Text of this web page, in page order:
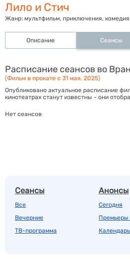
Лило и Стич
Жанр: мультфильм, приключения,
Описание Сеансы
Расписание сеансов во
(Фильм в прокате с 31 мая, 2025)
Опубликовано актуальное расписание
кинотеатрах станут известны - они
Нет сеансов
Сеансы
Все
Вечерние
ТВ-программа
Анонсы
Сегодня
Премьеры